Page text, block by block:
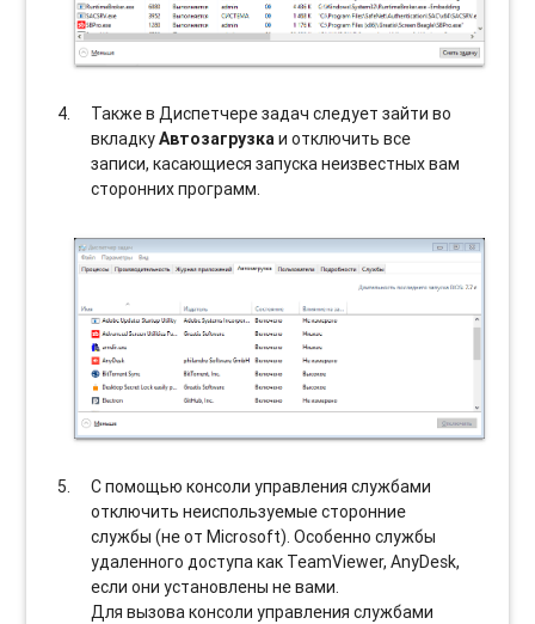
Также в Диспетчере задач следует зайти во
вкладкуАвтозагрузкаи отключить все
записи, касающиеся запуска неизвестных вам
сторонних программ.
С помощью консоли управления службами
отключить неиспользуемые сторонние
службы (не от Microsoft). Особенно службы
удаленного доступа как TeamViewer, AnyDesk,
если они установлены не вами.
Для вызова консоли управления службами